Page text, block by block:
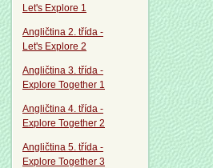
Let's Explore 1
Angličtina 2. třída -
Let's Explore 2
Angličtina 3. třída -
Explore Together 1
Angličtina 4. třída -
Explore Together 2
Angličtina 5. třída -
Explore Together 3